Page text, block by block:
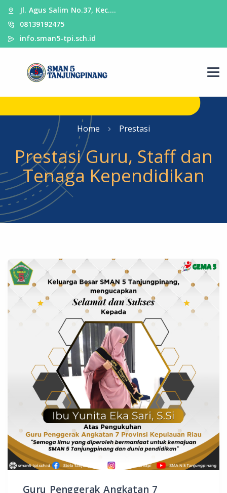
Jl. Agus Salim No.37, Kec.…
08139192475
info.sman5-tpi.sch.id
Home Prestasi
Prestasi Guru, Staff dan
Tenaga Kependidikan
Guru Penggerak Angkatan 7